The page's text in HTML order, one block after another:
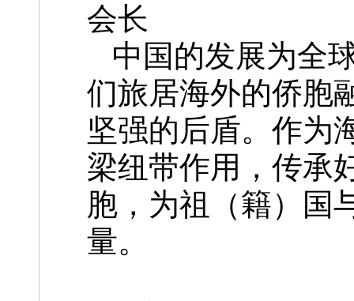
会长
中国的发展为全
们旅居海外的侨胞
坚强的后盾。作为
梁纽带作用，传承
胞，为祖（籍）国
量。